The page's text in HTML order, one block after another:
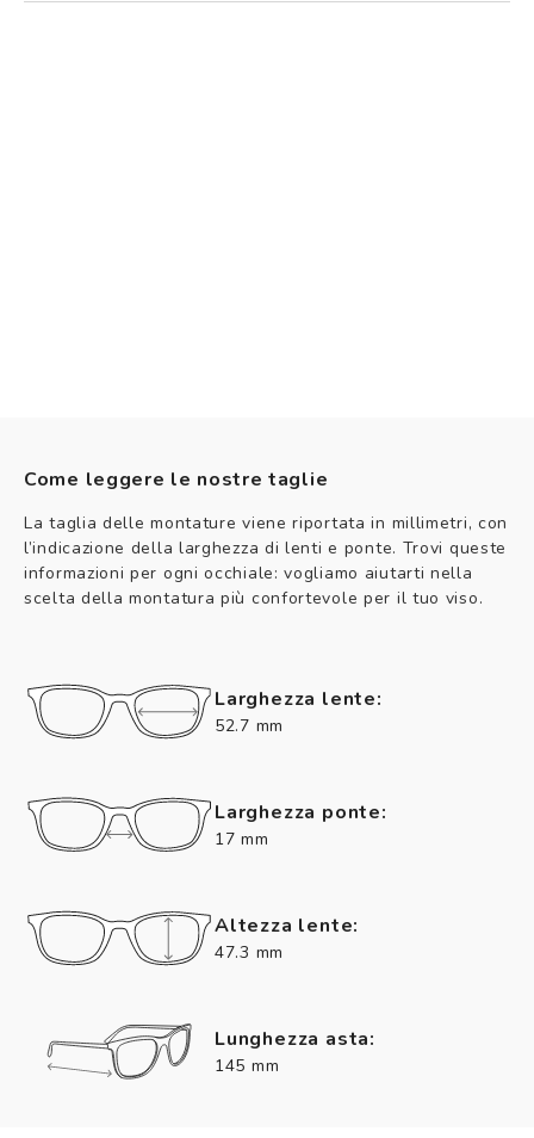
Come leggere le nostre taglie
La taglia delle montature viene riportata in millimetri, con
l’indicazione della larghezza di lenti e ponte. Trovi queste
informazioni per ogni occhiale: vogliamo aiutarti nella
scelta della montatura più confortevole per il tuo viso.
Larghezza lente:
52.7 mm
Larghezza ponte:
17 mm
Altezza lente:
47.3 mm
Lunghezza asta:
145 mm